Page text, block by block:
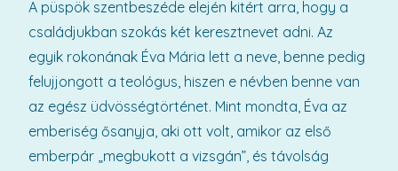
A püspök szentbeszéde elején kitért arra, hogy a
családjukban szokás két keresztnevet adni. Az
egyik rokonának Éva Mária lett a neve, benne pedig
felujjongott a teológus, hiszen e névben benne van
az egész üdvösségtörténet. Mint mondta, Éva az
emberiség ősanyja, aki ott volt, amikor az első
emberpár „megbukott a vizsgán”, és távolság